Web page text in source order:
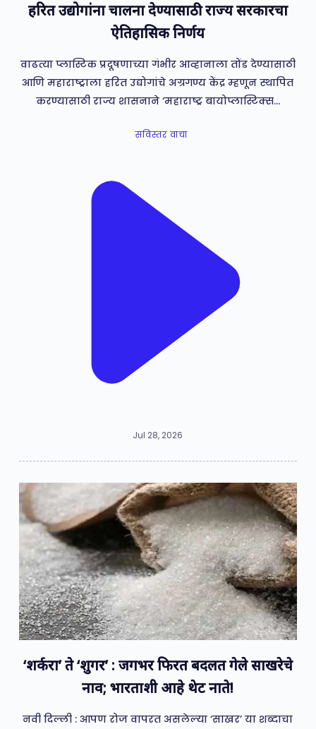
हरित उद्योगांना चालना देण्यासाठी राज्य सरकारचा
ऐतिहासिक निर्णय
वाढत्या प्लास्टिक प्रदूषणाच्या गंभीर आव्हानाला तोंड देण्यासाठी
आणि महाराष्ट्राला हरित उद्योगांचे अग्रगण्य केंद्र म्हणून स्थापित
करण्यासाठी राज्य शासनाने ‘महाराष्ट्र बायोप्लास्टिक्स…
सविस्तर वाचा
Jul 28, 2026
‘शर्करा’ ते ‘शुगर’ : जगभर फिरत बदलत गेले साखरेचे
नाव; भारताशी आहे थेट नाते!
नवी दिल्ली : आपण रोज वापरत असलेल्या ‘साखर’ या शब्दाचा